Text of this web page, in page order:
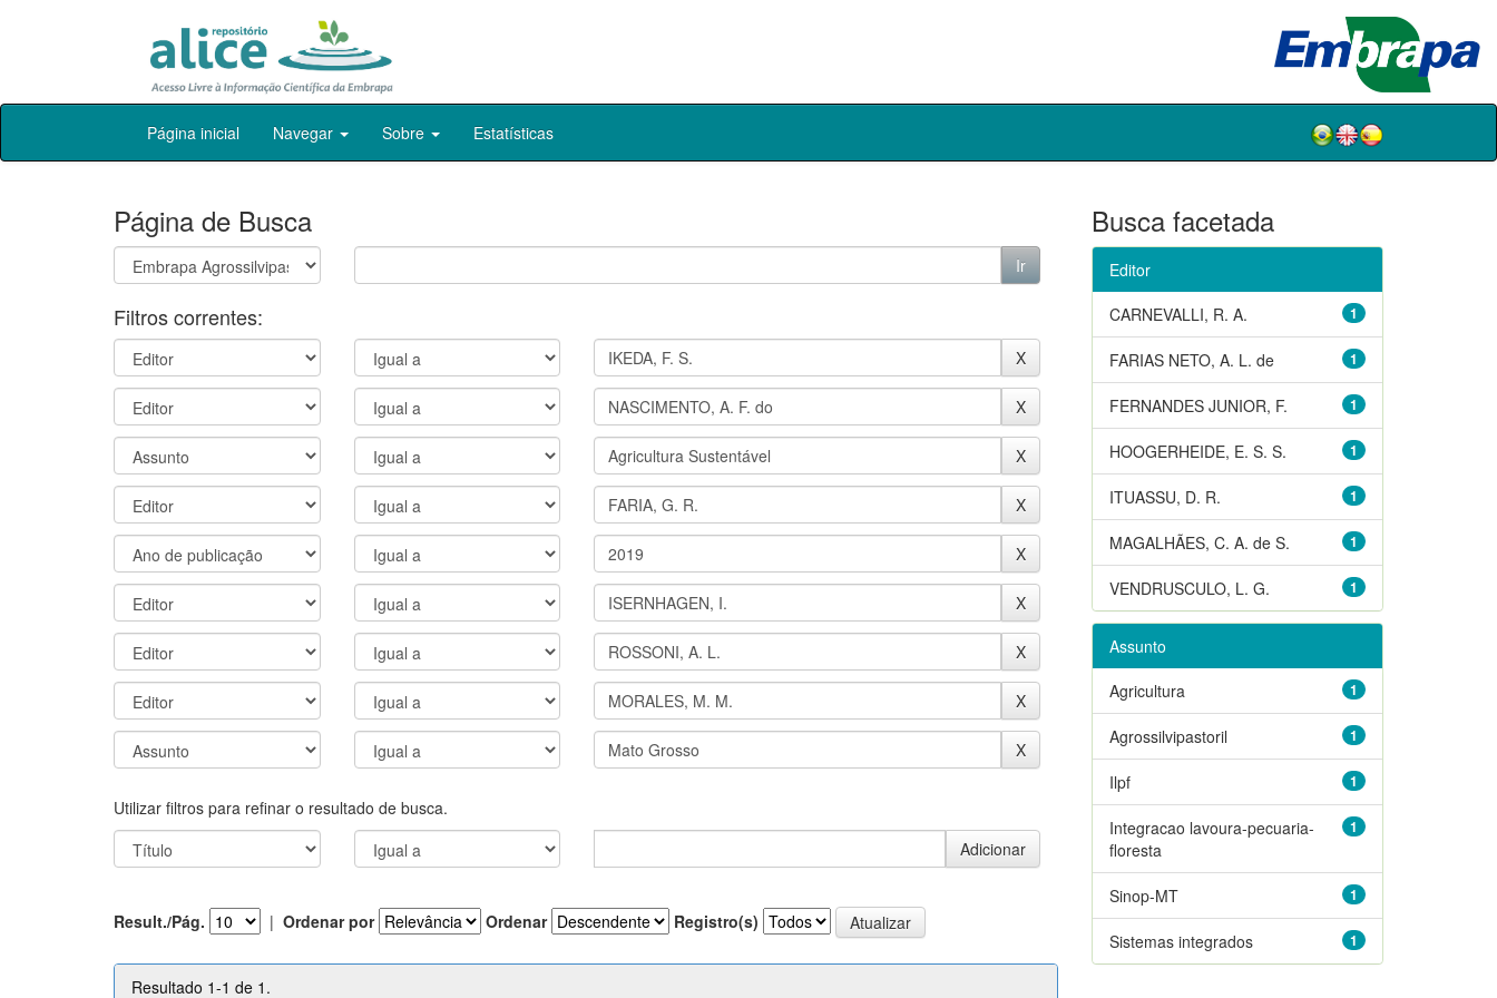
Skip
Página inicial Navegar Sobre Estatísticas
Página de Busca
Filtros correntes:
Utilizar filtros para refinar o resultado de busca.
Result./Pág. | Ordenar por Ordenar Registro(s)
Resultado 1-1 de 1.
Busca facetada
Editor
1
CARNEVALLI, R. A.
1
FARIAS NETO, A. L. de
1
FERNANDES JUNIOR, F.
1
HOOGERHEIDE, E. S. S.
1
ITUASSU, D. R.
1
MAGALHÃES, C. A. de S.
1
VENDRUSCULO, L. G.
Assunto
1
Agricultura
1
Agrossilvipastoril
1
Ilpf
1
Integracao lavoura-pecuaria-
floresta
1
Sinop-MT
1
Sistemas integrados